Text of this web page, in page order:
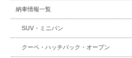
納車情報一覧
SUV・ミニバン
クーペ・ハッチバック・オープン